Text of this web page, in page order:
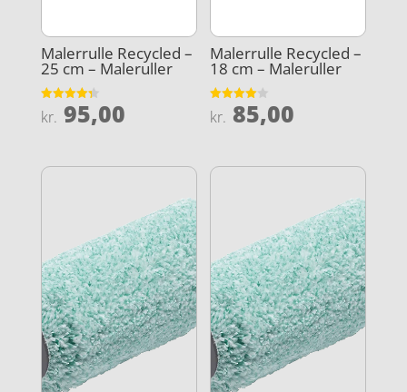
Malerrulle Recycled –
25 cm – Maleruller
Vurderet
4.3
kr. 95,00
Malerrulle Recycled –
18 cm – Maleruller
Vurderet
4
kr. 85,00